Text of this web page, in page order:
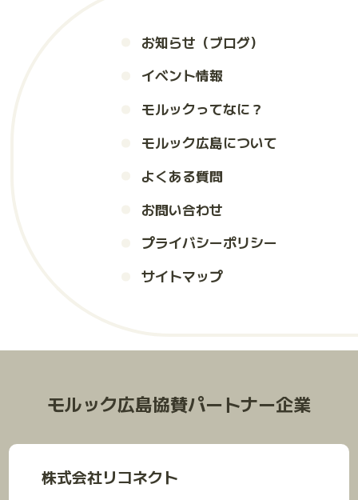
お知らせ（ブログ）
イベント情報
モルックってなに？
モルック広島について
よくある質問
お問い合わせ
プライバシーポリシー
サイトマップ
モルック広島協賛パートナー企業
株式会社リコネクト